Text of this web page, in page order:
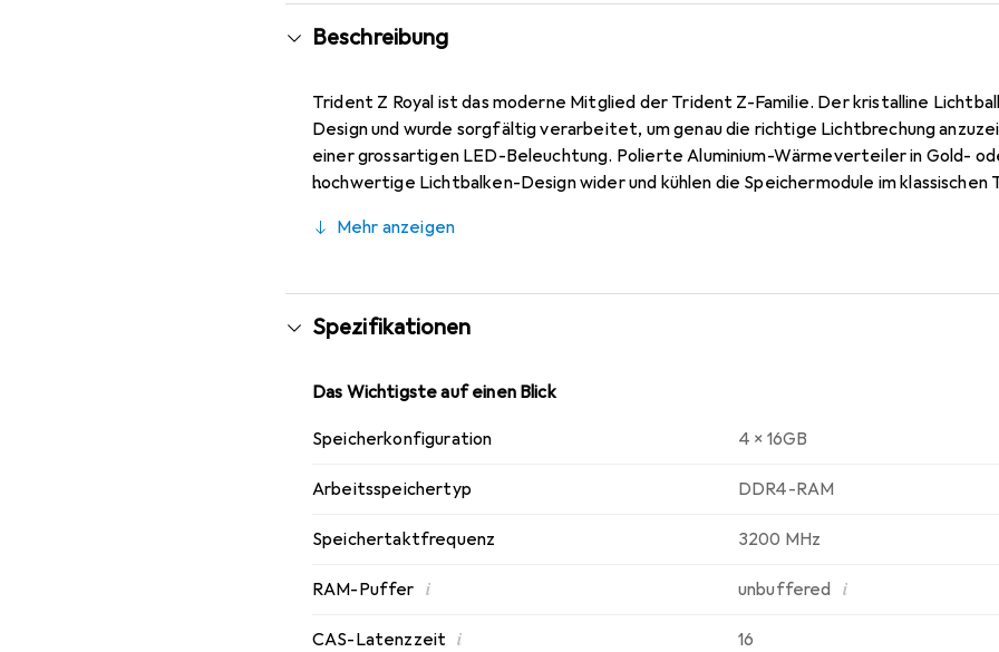
Beschreibung
Trident Z Royal ist das moderne Mitglied der Trident Z-Familie. Der kristalline
Design und wurde sorgfältig verarbeitet, um genau die richtige Lichtbrechung
einer grossartigen LED-Beleuchtung. Polierte Aluminium-Wärmeverteiler in Gold-
hochwertige Lichtbalken-Design wider und kühlen die Speichermodule im
für eine Vielzahl von Motherboards getestet. Es ist der ultimative Hochleistungs-
Mehr anzeigen
Spezifikationen
Das Wichtigste auf einen Blick
Speicherkonfiguration 4 x 16GB
Arbeitsspeichertyp DDR4-RAM
Speichertaktfrequenz 3200 MHz
RAM-Puffer i unbuffered i
CAS-Latenzzeit i 16